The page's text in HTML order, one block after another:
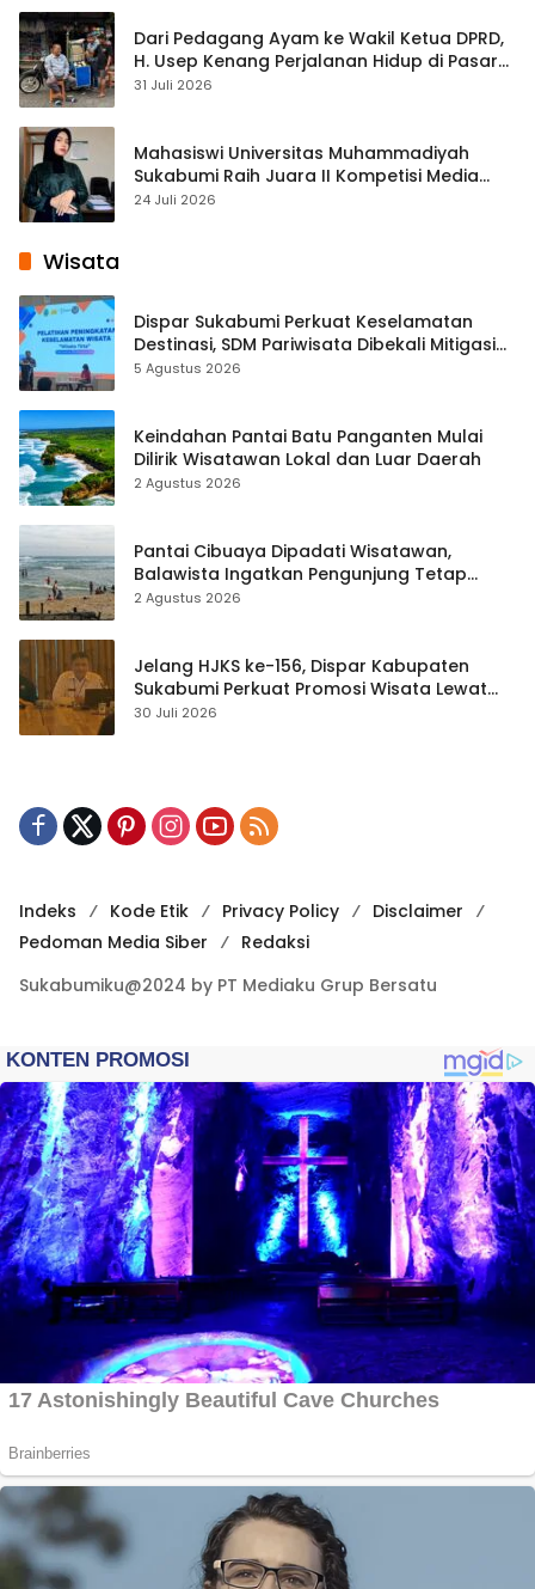
Dari Pedagang Ayam ke Wakil Ketua DPRD,
H. Usep Kenang Perjalanan Hidup di Pasar
Cisaat
31 Juli 2026
Mahasiswi Universitas Muhammadiyah
Sukabumi Raih Juara II Kompetisi Media
Pembelajaran Digital Tingkat Internasional
24 Juli 2026
Wisata
Dispar Sukabumi Perkuat Keselamatan
Destinasi, SDM Pariwisata Dibekali Mitigasi
hingga Teknik Evakuasi
5 Agustus 2026
Keindahan Pantai Batu Panganten Mulai
Dilirik Wisatawan Lokal dan Luar Daerah
2 Agustus 2026
Pantai Cibuaya Dipadati Wisatawan,
Balawista Ingatkan Pengunjung Tetap
Waspada
2 Agustus 2026
Jelang HJKS ke-156, Dispar Kabupaten
Sukabumi Perkuat Promosi Wisata Lewat
Publikasi Digital
30 Juli 2026
Indeks Kode Etik Privacy Policy
Disclaimer
Pedoman Media Siber
Redaksi
Sukabumiku@2024 by PT Mediaku Grup Bersatu